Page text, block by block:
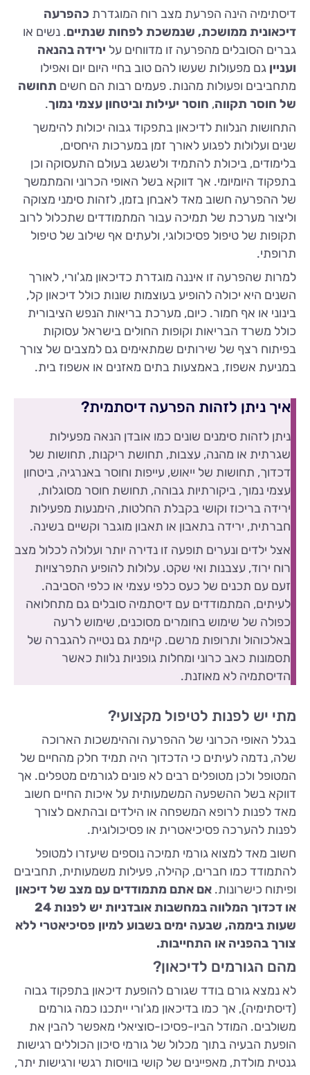
דיסתימיה הינה הפרעת מצב רוח המוגדרת כהפרעה
דיכאונית ממושכת, שנמשכת לפחות שנתיים. נשים או
גברים הסובלים מהפרעה זו מדווחים על ירידה בהנאה
ועניין גם מפעולות שעשו להם טוב בחיי היום יום ואפילו
מתחביבים ופעולות מהנות. פעמים רבות הם חשים תחושה
של חוסר תקווה, חוסר יעילות וביטחון עצמי נמוך.
התחושות הנלוות לדיכאון בתפקוד גבוה יכולות להימשך
שנים ועלולות לפגוע לאורך זמן במערכות היחסים,
בלימודים, ביכולת להתמיד ולשגשג בעולם התעסוקה וכן
בתפקוד היומיומי. אך דווקא בשל האופי הכרוני והמתמשך
של ההפרעה חשוב מאד לאבחן בזמן, לזהות סימני מצוקה
וליצור מערכת של תמיכה עבור המתמודדים שתכלול לרוב
תקופות של טיפול פסיכולוגי, ולעתים אף שילוב של טיפול
תרופתי.
למרות שהפרעה זו איננה מוגדרת כדיכאון מג'ורי, לאורך
השנים היא יכולה להופיע בעוצמות שונות כולל דיכאון קל,
בינוני או אף חמור. כיום, מערכת בריאות הנפש הציבורית
כולל משרד הבריאות וקופות החולים בישראל עסוקות
בפיתוח רצף של שירותים שמתאימים גם למצבים של צורך
במניעת אשפוז, באמצעות בתים מאזנים או אשפוז בית.
איך ניתן לזהות הפרעה דיסתמית?
ניתן לזהות סימנים שונים כמו אובדן הנאה מפעילות
שגרתית או מהנה, עצבות, תחושת ריקנות, תחושות של
דכדוך, תחושות של ייאוש, עייפות וחוסר באנרגיה, ביטחון
עצמי נמוך, ביקורתיות גבוהה, תחושת חוסר מסוגלות,
ירידה בריכוז וקושי בקבלת החלטות, הימנעות מפעילות
חברתית, ירידה בתאבון או תאבון מוגבר וקשיים בשינה.
אצל ילדים ונערים תופעה זו נדירה יותר ועלולה לכלול מצב
רוח ירוד, עצבנות ואי שקט. עלולות להופיע התפרצויות
זעם עם תכנים של כעס כלפי עצמי או כלפי הסביבה.
לעיתים, המתמודדים עם דיסתמיה סובלים גם מתחלואה
כפולה של שימוש בחומרים מסוכנים, שימוש לרעה
באלכוהול ותרופות מרשם. קיימת גם נטייה להגברה של
תסמונות כאב כרוני ומחלות גופניות נלוות כאשר
הדיסתמיה לא מאוזנת.
מתי יש לפנות לטיפול מקצועי?
בגלל האופי הכרוני של ההפרעה וההימשכות הארוכה
שלה, נדמה לעיתים כי הדכדוך היה תמיד חלק מהחיים של
המטופל ולכן מטופלים רבים לא פונים לגורמים מטפלים. אך
דווקא בשל ההשפעה המשמעותית על איכות החיים חשוב
מאד לפנות לרופא המשפחה או הילדים ובהתאם לצורך
לפנות להערכה פסיכיאטרית או פסיכולוגית.
חשוב מאד למצוא גורמי תמיכה נוספים שיעזרו למטופל
להתמודד כמו חברים, קהילה, פעילות משמעותית, תחביבים
ופיתוח כישרונות. אם אתם מתמודדים עם מצב של דיכאון
או דכדוך המלווה במחשבות אובדניות יש לפנות 24
שעות ביממה, שבעה ימים בשבוע למיון פסיכיאטרי ללא
צורך בהפניה או התחייבות.
מהם הגורמים לדיכאון?
לא נמצא גורם בודד שגורם להופעת דיכאון בתפקוד גבוה
(דיסתימיה), אך כמו בדיכאון מג'ורי ייתכנו כמה גורמים
משולבים. המודל הביו-פסיכו-סוציאלי מאפשר להבין את
הופעת הבעיה בתוך מכלול של גורמי סיכון הכוללים רגישות
גנטית מולדת, מאפיינים של קושי בוויסות רגשי ורגישות יתר,